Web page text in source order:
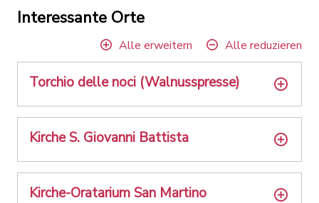
Interessante Orte
Alle erweitern Alle reduzieren
Torchio delle noci (Walnusspresse)
Kirche S. Giovanni Battista
Kirche-Oratarium San Martino